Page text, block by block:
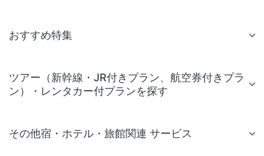
おすすめ特集
ツアー（新幹線・JR付きプラン、航空券付きプラ
ン）・レンタカー付プランを探す
その他宿・ホテル・旅館関連 サービス